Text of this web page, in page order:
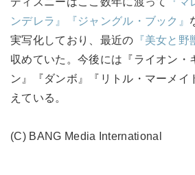
ンデレラ』
『ジャングル・ブック』
実写化しており、最近の 『美女と野
収めていた。今後には『ライオン・
ン』『ダンボ』『リトル・マーメイ
えている。
(C) BANG Media International